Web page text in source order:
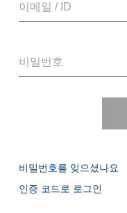
이메일 / ID
비밀번호
비밀번호를 잊으셨나요
인증 코드로 로그인